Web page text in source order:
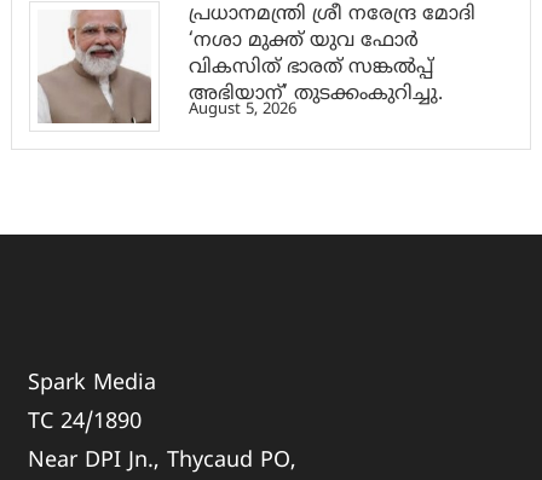
പ്രധാനമന്ത്രി ശ്രീ നരേന്ദ്ര മോദി
‘നശാ മുക്ത് യുവ ഫോർ
വികസിത് ഭാരത് സങ്കൽപ്പ്
അഭിയാന്’ തുടക്കംകുറിച്ചു.
August 5, 2026
Spark Media
TC 24/1890
Near DPI Jn., Thycaud PO,